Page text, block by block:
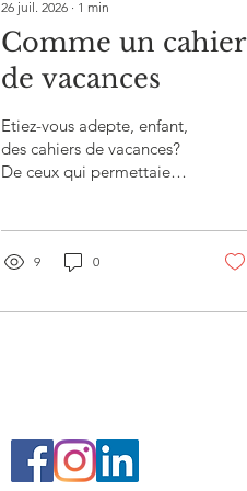
26 juil. 2026 ∙ 1 min
Comme un cahier
de vacances
Etiez-vous adepte, enfant,
des cahiers de vacances?
De ceux qui permettaient
jeux et de coloriages?
un joli souvenir: courbée
France à la télé pendant
que mes grands-parents
9 0